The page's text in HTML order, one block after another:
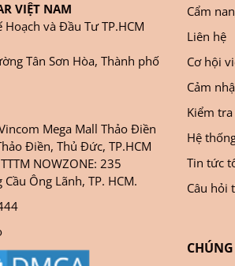
VIỆT NAM
và Đầu Tư TP.HCM
Tân Sơn Hòa, Thành phố
Mega Mall Thảo Điền
Điền, Thủ Đức, TP.HCM
NOWZONE: 235
Ông Lãnh, TP. HCM.
Cẩm
Liên hệ
Cơ hội
Cảm
Kiểm
Hệ
Tin tức
Câu hỏi